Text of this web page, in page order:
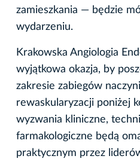
zamieszkania — będzie
wydarzeniu.
Krakowska Angiologia
wyjątkowa okazja, by
zakresie zabiegów
rewaskularyzacji poniżej
wyzwania kliniczne,
farmakologiczne będą
praktycznym przez